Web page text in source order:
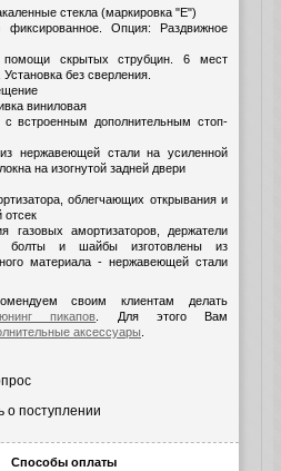
стекла (маркировка "E")
фиксированное. Опция: Раздвижное
помощи скрытых струбцин. 6 мест
без сверления.
виниловая
с встроенным дополнительным стоп-
нержавеющей стали на усиленной
на изогнутой задней двери
облегчающих открывания и
отсек
газовых амортизаторов, держатели
болты и шайбы изготовлены из
материала - нержавеющей стали
своим клиентам делать
пикапов . Для этого Вам
аксессуары
о поступлении
Способы оплаты